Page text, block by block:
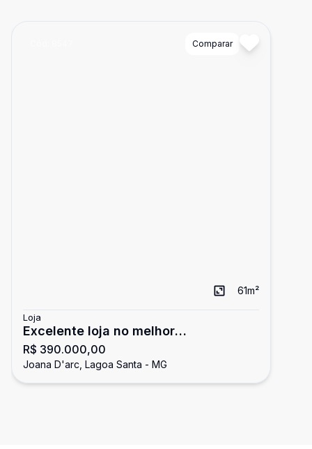
Comparar
61m²
Loja
Excelente loja no melhor
empreendimento da cidade!
R$ 390.000,00
Joana D'arc, Lagoa Santa - MG